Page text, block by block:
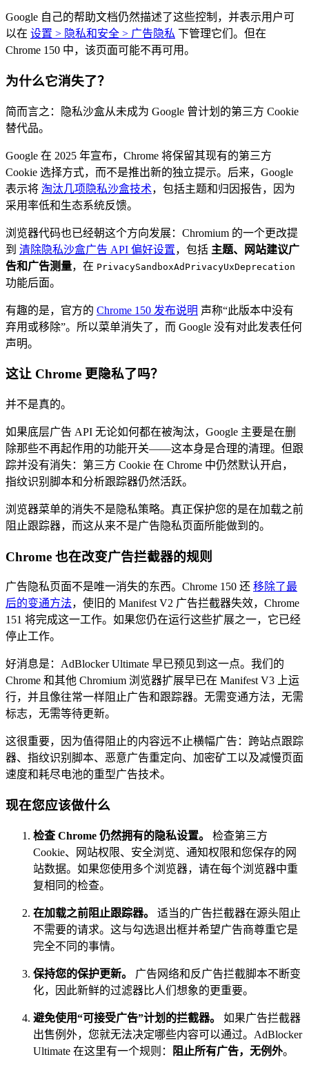
Google 自己的帮助文档仍然描述了这些控制，并表示用户可
以在 设置 > 隐私和安全 > 广告隐私 下管理它们。但在
Chrome 150 中，该页面可能不再可用。
为什么它消失了？
简而言之：隐私沙盒从未成为 Google 曾计划的第三方 Cookie
替代品。
Google 在 2025 年宣布，Chrome 将保留其现有的第三方
Cookie 选择方式，而不是推出新的独立提示。后来，Google
表示将 淘汰几项隐私沙盒技术，包括主题和归因报告，因为
采用率低和生态系统反馈。
浏览器代码也已经朝这个方向发展：Chromium 的一个更改提
到 清除隐私沙盒广告 API 偏好设置，包括 主题、网站建议广
告和广告测量，在 PrivacySandboxAdPrivacyUxDeprecation
功能后面。
有趣的是，官方的 Chrome 150 发布说明 声称“此版本中没有
弃用或移除”。所以菜单消失了，而 Google 没有对此发表任何
声明。
这让 Chrome 更隐私了吗？
并不是真的。
如果底层广告 API 无论如何都在被淘汰，Google 主要是在删
除那些不再起作用的功能开关——这本身是合理的清理。但跟
踪并没有消失：第三方 Cookie 在 Chrome 中仍然默认开启，
指纹识别脚本和分析跟踪器仍然活跃。
浏览器菜单的消失不是隐私策略。真正保护您的是在加载之前
阻止跟踪器，而这从来不是广告隐私页面所能做到的。
Chrome 也在改变广告拦截器的规则
广告隐私页面不是唯一消失的东西。Chrome 150 还 移除了最
后的变通方法，使旧的 Manifest V2 广告拦截器失效，Chrome
151 将完成这一工作。如果您仍在运行这些扩展之一，它已经
停止工作。
好消息是：AdBlocker Ultimate 早已预见到这一点。我们的
Chrome 和其他 Chromium 浏览器扩展早已在 Manifest V3 上运
行，并且像往常一样阻止广告和跟踪器。无需变通方法，无需
标志，无需等待更新。
这很重要，因为值得阻止的内容远不止横幅广告：跨站点跟踪
器、指纹识别脚本、恶意广告重定向、加密矿工以及减慢页面
速度和耗尽电池的重型广告技术。
现在您应该做什么
检查 Chrome 仍然拥有的隐私设置。
检查第三方
Cookie、网站权限、安全浏览、通知权限和您保存的网
站数据。如果您使用多个浏览器，请在每个浏览器中重
复相同的检查。
在加载之前阻止跟踪器。
适当的广告拦截器在源头阻止
不需要的请求。这与勾选退出框并希望广告商尊重它是
完全不同的事情。
保持您的保护更新。
广告网络和反广告拦截脚本不断变
化，因此新鲜的过滤器比人们想象的更重要。
避免使用“可接受广告”计划的拦截器。
如果广告拦截器
出售例外，您就无法决定哪些内容可以通过。AdBlocker
Ultimate 在这里有一个规则：
阻止所有广告，无例外。